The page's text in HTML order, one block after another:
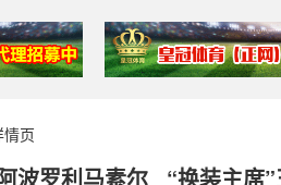
情页
波罗利马素尔 _“换装主席